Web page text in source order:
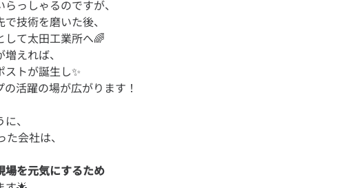
っしゃるのですが、
技術を磨いた後、
して太田工業所へ🌈
えれば、
トが誕生し✨
、
会社は、
場を元気にするため